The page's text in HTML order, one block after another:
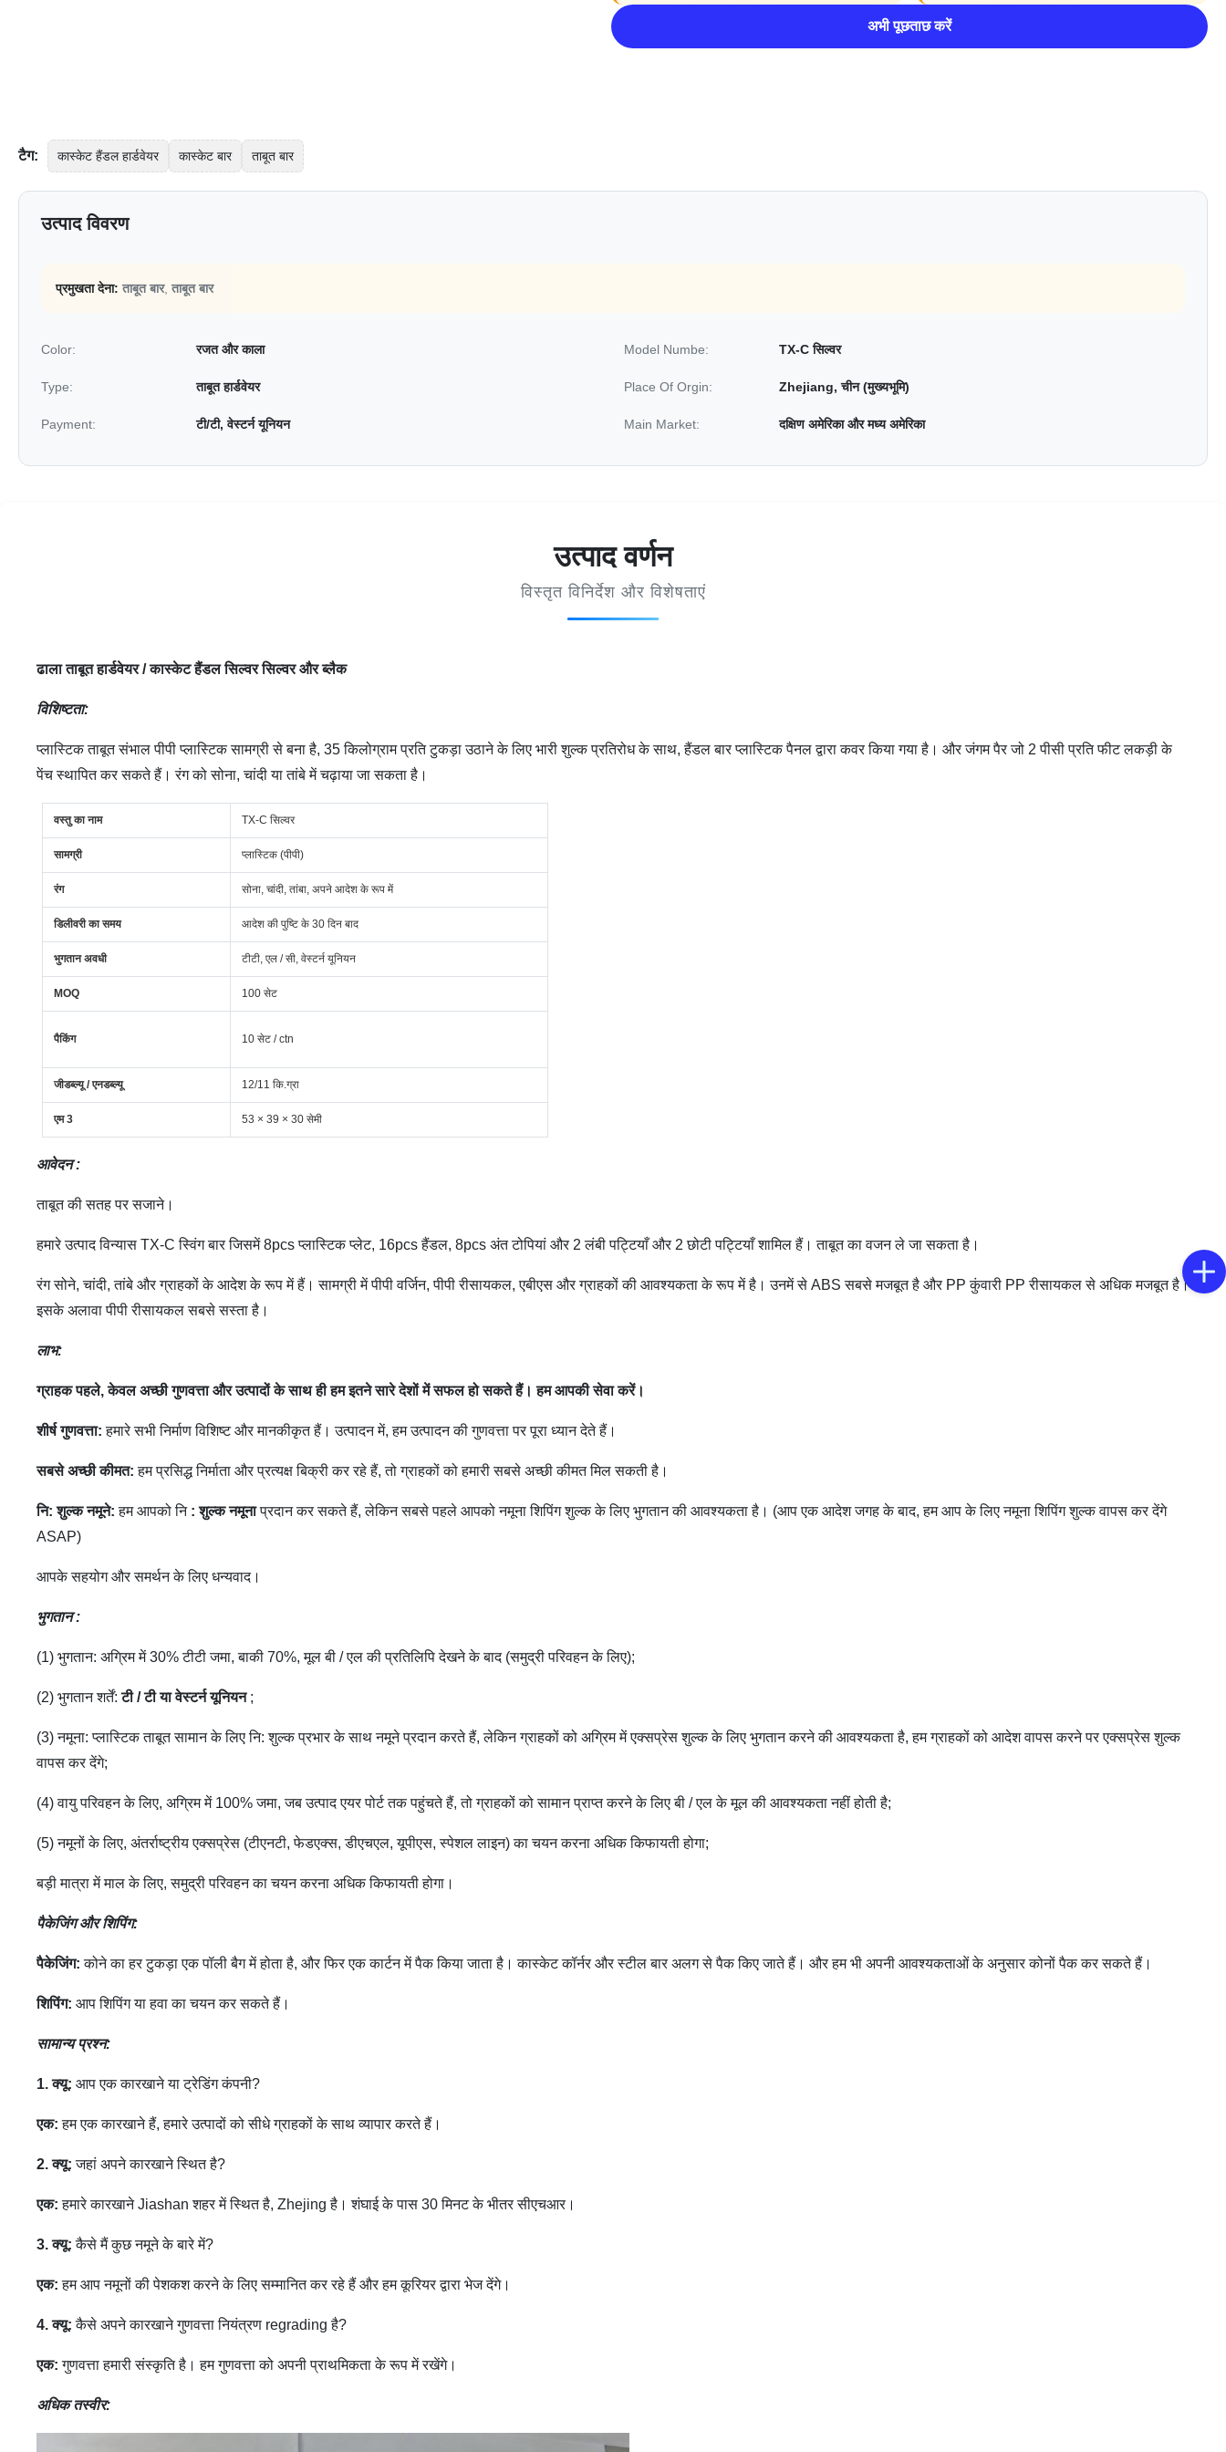
अभी पूछताछ करें
टैग: कास्केट हैंडल हार्डवेयर कास्केट बार ताबूत बार
उत्पाद विवरण
प्रमुखता देना: ताबूत बार, ताबूत बार
Color: रजत और काला Model Numbe: TX-C सिल्वर
Type: ताबूत हार्डवेयर Place Of Orgin: Zhejiang, चीन (मुख्यभूमि)
Payment: टी/टी, वेस्टर्न यूनियन Main Market: दक्षिण अमेरिका और मध्य अमेरिका
उत्पाद वर्णन
विस्तृत विनिर्देश और विशेषताएं
ढाला ताबूत हार्डवेयर / कास्केट हैंडल सिल्वर सिल्वर और ब्लैक
विशिष्टता:
प्लास्टिक ताबूत संभाल पीपी प्लास्टिक सामग्री से बना है, 35 किलोग्राम प्रति टुकड़ा उठाने के लिए भारी शुल्क प्रतिरोध के साथ, हैंडल बार प्लास्टिक पैनल द्वारा कवर किया गया है। और जंगम पैर जो 2 पीसी प्रति फीट लकड़ी के
पेंच स्थापित कर सकते हैं। रंग को सोना, चांदी या तांबे में चढ़ाया जा सकता है।
वस्तु का नाम TX-C सिल्वर
सामग्री प्लास्टिक (पीपी)
रंग सोना, चांदी, तांबा, अपने आदेश के रूप में
डिलीवरी का समय आदेश की पुष्टि के 30 दिन बाद
भुगतान अवधी टीटी, एल / सी, वेस्टर्न यूनियन
MOQ 100 सेट
पैकिंग 10 सेट / ctn
जीडब्ल्यू / एनडब्ल्यू 12/11 कि.ग्रा
एम 3 53 × 39 × 30 सेमी
आवेदन :
ताबूत की सतह पर सजाने।
हमारे उत्पाद विन्यास TX-C स्विंग बार जिसमें8pcs प्लास्टिक प्लेट, 16pcs हैंडल, 8pcs अंत टोपियां और 2 लंबी पट्टियाँ और 2 छोटी पट्टियाँ शामिल हैं।ताबूत का वजन ले जा सकता है।
रंग सोने, चांदी, तांबे और ग्राहकों के आदेश के रूप में हैं। सामग्री में पीपी वर्जिन, पीपी रीसायकल, एबीएस और ग्राहकों की आवश्यकता के रूप में है। उनमें से ABS सबसे मजबूत है और PP कुंवारी PP रीसायकल से अधिक मजबूत है।
इसके अलावा पीपी रीसायकल सबसे सस्ता है।
लाभ:
ग्राहक पहले, केवल अच्छी गुणवत्ता और उत्पादों के साथ ही हम इतने सारे देशों में सफल हो सकते हैं। हम आपकी सेवा करें।
शीर्ष गुणवत्ता: हमारे सभी निर्माण विशिष्ट और मानकीकृत हैं। उत्पादन में, हम उत्पादन की गुणवत्ता पर पूरा ध्यान देते हैं।
सबसे अच्छी कीमत: हम प्रसिद्ध निर्माता और प्रत्यक्ष बिक्री कर रहे हैं, तो ग्राहकों को हमारी सबसे अच्छी कीमत मिल सकती है।
नि: शुल्क नमूने: हम आपको नि : शुल्क नमूनाप्रदान कर सकते हैं, लेकिन सबसे पहले आपको नमूना शिपिंग शुल्क के लिए भुगतान की आवश्यकता है। (आप एक आदेश जगह के बाद, हम आप के लिए नमूना शिपिंग शुल्क वापस कर देंगे
ASAP)
आपके सहयोग और समर्थन के लिए धन्यवाद।
भुगतान :
(1) भुगतान: अग्रिम में 30% टीटी जमा, बाकी 70%, मूल बी / एल की प्रतिलिपि देखने के बाद (समुद्री परिवहन के लिए);
(2) भुगतान शर्तें:टी / टी या वेस्टर्न यूनियन;
(3) नमूना: प्लास्टिक ताबूत सामान के लिए नि: शुल्क प्रभार के साथ नमूने प्रदान करते हैं, लेकिन ग्राहकों को अग्रिम में एक्सप्रेस शुल्क के लिए भुगतान करने की आवश्यकता है, हम ग्राहकों को आदेश वापस करने पर एक्सप्रेस शुल्क
वापस कर देंगे;
(4) वायु परिवहन के लिए, अग्रिम में 100% जमा, जब उत्पाद एयर पोर्ट तक पहुंचते हैं, तो ग्राहकों को सामान प्राप्त करने के लिए बी / एल के मूल की आवश्यकता नहीं होती है;
(5) नमूनों के लिए, अंतर्राष्ट्रीय एक्सप्रेस (टीएनटी, फेडएक्स, डीएचएल, यूपीएस, स्पेशल लाइन) का चयन करना अधिक किफायती होगा;
बड़ी मात्रा में माल के लिए, समुद्री परिवहन का चयन करना अधिक किफायती होगा।
पैकेजिंग और शिपिंग:
पैकेजिंग: कोने का हर टुकड़ा एक पॉली बैग में होता है, और फिर एक कार्टन में पैक किया जाता है। कास्केट कॉर्नर और स्टील बार अलग से पैक किए जाते हैं। और हम भी अपनी आवश्यकताओं के अनुसार कोनों पैक कर सकते हैं।
शिपिंग: आप शिपिंग या हवा का चयन कर सकते हैं।
सामान्य प्रश्न:
1. क्यू: आप एक कारखाने या ट्रेडिंग कंपनी?
एक: हम एक कारखाने हैं, हमारे उत्पादों को सीधे ग्राहकों के साथ व्यापार करते हैं।
2. क्यू: जहां अपने कारखाने स्थित है?
एक: हमारे कारखाने Jiashan शहर में स्थित है, Zhejing है। शंघाई के पास 30 मिनट के भीतर सीएचआर।
3. क्यू: कैसे मैं कुछ नमूने के बारे में?
एक: हम आप नमूनों की पेशकश करने के लिए सम्मानित कर रहे हैं और हम कूरियर द्वारा भेज देंगे।
4. क्यू: कैसे अपने कारखाने गुणवत्ता नियंत्रण regrading है?
एक: गुणवत्ता हमारी संस्कृति है। हम गुणवत्ता को अपनी प्राथमिकता के रूप में रखेंगे।
अधिक तस्वीर: